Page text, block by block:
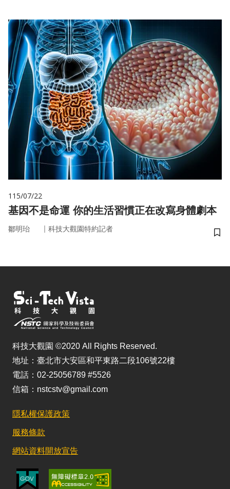
115/07/22
基因不是命運 你的生活習慣正在改寫身體劇本
鄒明珆 ｜ 科技大觀園特約記者
儲
科技大觀園 ©2020 All Rights Reserved.
地址：臺北市大安區和平東路二段106號22樓
電話：02-25056789 #5526
信箱：nstcstv@gmail.com
隱私權保護政策
服務條款
網站資料開放宣告